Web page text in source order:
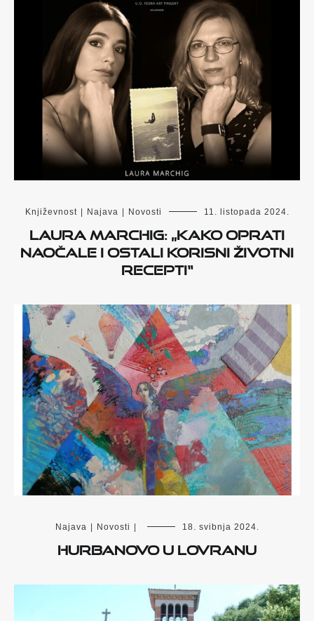
Književnost Najava Novosti 11. listopada 2024.
Laura Marchig: „Kako oprati
naočale i ostali korisni životni
recepti“
Najava Novosti 18. svibnja 2024.
Hurbanovo u Lovranu